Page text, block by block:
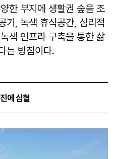
한 부지에 생활권 숲을 조
기, 녹색 휴식공간, 심리적
색 인프라 구축을 통한 삶
는 방침이다.
에 심혈